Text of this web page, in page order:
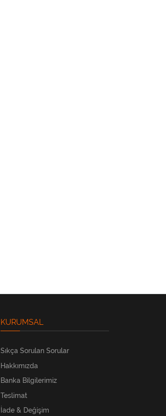
KURUMSAL
Sıkça Sorulan Sorular
Hakkımızda
Banka Bilgilerimiz
Teslimat
İade & Değişim